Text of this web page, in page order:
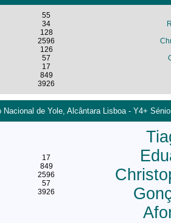
55
34
128
2596
126
57
17
849
3926
Nacional de Yole, Alcântara Lisboa - Y4+
17
849
2596
57
3926